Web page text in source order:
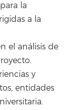
la
a la
el análisis de
y
entidades